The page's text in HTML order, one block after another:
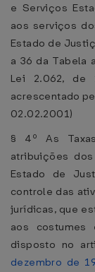
e Serviços
aos serviços
Estado de
a 36 da Tabela
Lei 2.062, de
acrescentado
02.02.2001)
§ 4º As
atribuições
Estado de
controle das
jurídicas, que
aos costumes
disposto no
dezembro de